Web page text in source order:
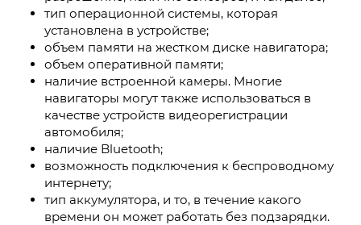
тип операционной системы, которая
установлена в устройстве;
объем памяти на жестком диске навигатора;
объем оперативной памяти;
наличие встроенной камеры. Многие
навигаторы могут также использоваться в
качестве устройств видеорегистрации
автомобиля;
наличие Bluetooth;
возможность подключения к беспроводному
интернету;
тип аккумулятора, и то, в течение какого
времени он может работать без подзарядки.